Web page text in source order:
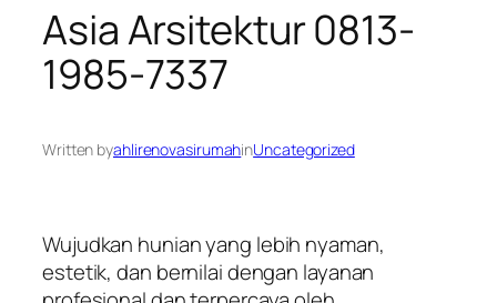
Asia Arsitektur 0813-
1985-7337
Written byahlirenovasirumahinUncategorized
Wujudkan hunian yang lebih nyaman,
estetik, dan bernilai dengan layanan